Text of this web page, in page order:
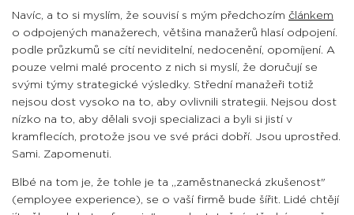
Navíc, a to si myslím, že souvisí s mým předchozím článkem
o odpojených manažerech, většina manažerů hlasí odpojení.
podle průzkumů se cítí neviditelní, nedocenění, opomíjení. A
pouze velmi malé procento z nich si myslí, že doručují se
svými týmy strategické výsledky. Střední manažeři totiž
nejsou dost vysoko na to, aby ovlivnili strategii. Nejsou dost
nízko na to, aby dělali svoji specializaci a byli si jistí v
kramflecích, protože jsou ve své práci dobří. Jsou uprostřed.
Sami. Zapomenuti.
Blbé na tom je, že tohle je ta „zaměstnanecká zkušenost"
(employee experience), se o vaší firmě bude šířit. Lidé chtějí